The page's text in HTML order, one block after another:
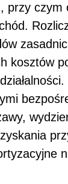
przy czym
kosztów